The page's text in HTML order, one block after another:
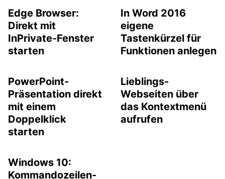
Edge Browser:
Direkt mit
InPrivate-Fenster
starten
In Word 2016
eigene
Tastenkürzel für
Funktionen anlegen
PowerPoint-
Präsentation direkt
mit einem
Doppelklick
starten
Lieblings-
Webseiten über
das Kontextmenü
aufrufen
Windows 10:
Kommandozeilen-